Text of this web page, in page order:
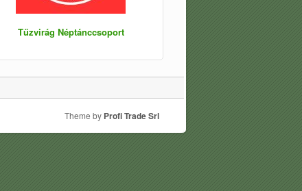
Tűzvirág Néptánccsoport
Theme by Profi Trade Srl